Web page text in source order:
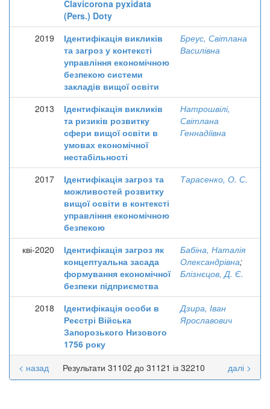
Clavicorona pyxidata
(Pers.) Doty
2019
Ідентифікація викликів
та загроз у контексті
управління економічною
безпекою системи
закладів вищої освіти
Бреус, Світлана
Василівна
2013
Ідентифікація викликів
та ризиків розвитку
сфери вищої освіти в
умовах економічної
нестабільності
Натрошвілі,
Світлана
Геннадіївна
2017
Ідентифікація загроз та
можливостей розвитку
вищої освіти в контексті
управління економічною
безпекою
Тарасенко, О. С.
кві-2020
Ідентифікація загроз як
концептуальна засада
формування економічної
безпеки підприємства
Бабіна, Наталія
Олександрівна;
Блізнєцов, Д. Є.
2018
Ідентифікація особи в
Реєстрі Війська
Запорозького Низового
1756 року
Дзира, Іван
Ярославович
Результати 31102 до 31121 із 32210
< назад далі >